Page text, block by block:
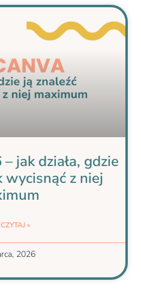
jak działa, gdzie
wycisnąć z niej
»
2026